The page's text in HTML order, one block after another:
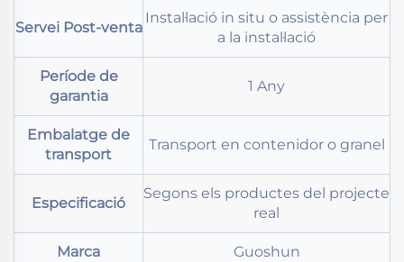
Servei Post-venta
Instal·lació in situ o assistència per
a la instal·lació
Període de
garantia
1 Any
Embalatge de
transport
Transport en contenidor o granel
Especificació
Segons els productes del projecte
real
Marca Guoshun